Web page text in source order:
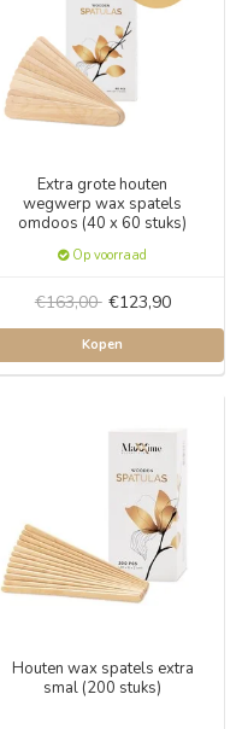
Extra grote houten
wegwerp wax spatels
omdoos (40 x 60 stuks)
Op voorraad
€163,00 €123,90
Kopen
Houten wax spatels extra
smal (200 stuks)